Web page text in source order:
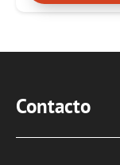
Contacto